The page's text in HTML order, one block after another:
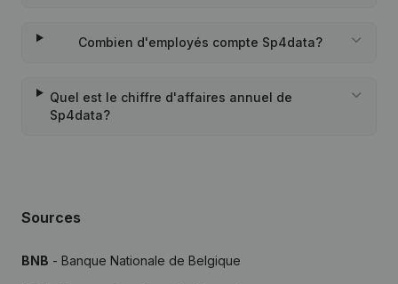
Combien d'employés compte Sp4data?
Quel est le chiffre d'affaires annuel de
Sp4data?
Sources
BNB - Banque Nationale de Belgique